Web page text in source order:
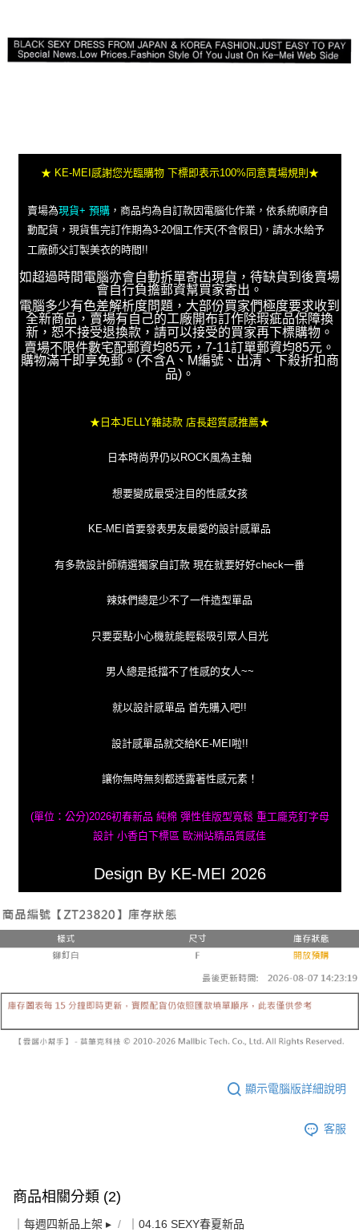
★ KE-MEI感謝您光臨購物 下標即表示100%同意賣場規則★
賣場為現貨+ 預購，商品均為自訂款因電腦化作業，依系統順序自
動配貨，現貨售完訂作期為3-20個工作天(不含假日)，請水水給予
工廠師父訂製美衣的時間!!
如超過時間電腦亦會自動拆單寄出現貨，待缺貨到後賣場
會自行負擔郵資幫買家寄出。
電腦多少有色差解析度問題，大部份買家們極度要求收到
全新商品，賣場有自己的工廠開布訂作除瑕疵品保障換
新，恕不接受退換款，請可以接受的買家再下標購物。
賣場不限件數宅配郵資均85元，7-11訂單郵資均85元。
購物滿千即享免郵。(不含A、M編號、出清、下殺折扣商
品)。
★日本JELLY雜誌款 店長超質感推薦★
日本時尚界仍以ROCK風為主軸
想要變成最受注目的性感女孩
KE-MEI首要發表男友最愛的設計感單品
有多款設計師精選獨家自訂款 現在就要好好check一番
辣妹們總是少不了一件造型單品
只要耍點小心機就能輕鬆吸引眾人目光
男人總是抵擋不了性感的女人~~
就以設計感單品 首先購入吧!!
設計感單品就交給KE-MEI啦!!
讓你無時無刻都透露著性感元素！
(單位：公分)2026初春新品 純棉 彈性佳版型寬鬆 重工龐克釘字母
設計 小香白下標區 歐洲站精品質感佳
Design By KE-MEI 2026
顯示電腦版詳細說明
客服
商品相關分類 (2)
｜每週四新品上架 ▸ ｜04.16 SEXY春夏新品